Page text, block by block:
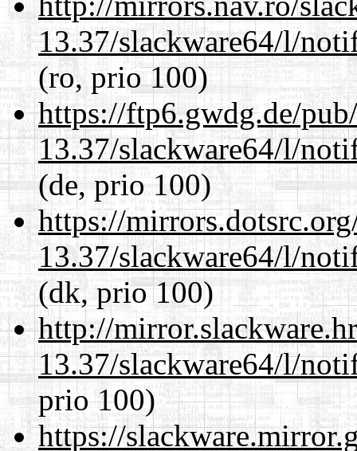
13.37/slackware64/l/
(ro, prio 100)
https://ftp6.gwdg.de/
13.37/slackware64/l/
(de, prio 100)
https://
13.37/slackware64/l/
(dk, prio 100)
http://
13.37/slackware64/l/
prio 100)
https://